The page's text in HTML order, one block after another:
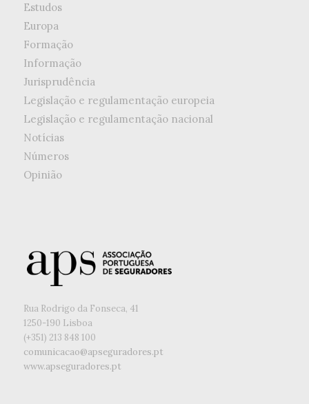
Estudos
Europa
Formação
Informação
Jurisprudência
Legislação e regulamentação europeia
Legislação e regulamentação nacional
Notícias
Números
Opinião
Rua Rodrigo da Fonseca, 41
1250-190 Lisboa
(+351) ‭213 848 100
comunicacao@apseguradores.pt
www.apseguradores.pt